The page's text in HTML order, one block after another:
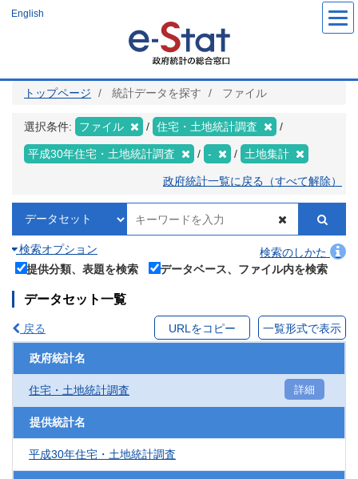
ツ
English
トップページ 統計データを探す ファイル
選択条件: ファイル 住宅・土地統計調査
平成30年住宅・土地統計調査 - 土地集計
政府統計一覧に戻る（すべて解除）
検索オプション
検索のしかた
提供分類、表題を検索
データベース、ファイル内を検索
データセット一覧
戻る URLをコピー 一覧形式で表示
政府統計名
住宅・土地統計調査 詳細
提供統計名
平成30年住宅・土地統計調査